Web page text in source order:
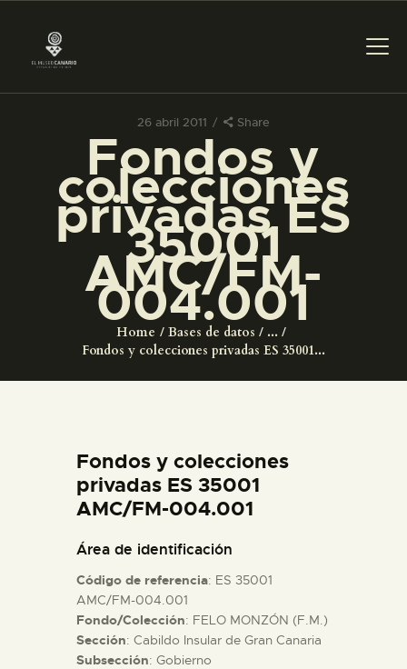
26 abril 2011 Share
Fondos y
colecciones
privadas ES
35001
AMC/FM-
004.001
Home Bases de datos
...
Fondos y colecciones privadas ES 35001...
PREPARAR LA VISITA
ACTIVIDADES
█
EL MUSEO
ESPAÑOL
ACTIVIDADES
█
Fondos y colecciones
privadas ES 35001
AMC/FM-004.001
Área de identificación
Código de referencia: ES 35001
AMC/FM-004.001
Fondo/Colección: FELO MONZÓN (F.M.)
Sección: Cabildo Insular de Gran Canaria
Subsección: Gobierno